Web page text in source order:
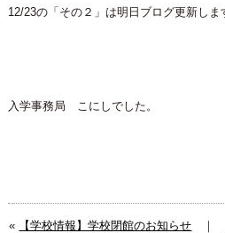
12/23の「その２」は明日ブログ更新しま
入学事務局 こにしでした。
« 【学校情報】学校閉館のお知らせ ｜